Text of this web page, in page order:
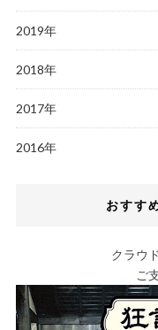
2019年
2018年
2017年
2016年
おすす
クラウ
ご